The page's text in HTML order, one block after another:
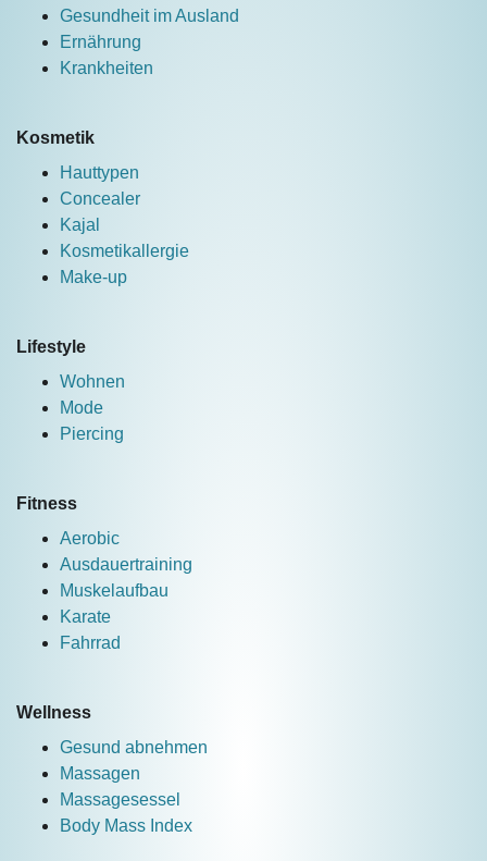
Gesundheit im Ausland
Ernährung
Krankheiten
Kosmetik
Hauttypen
Concealer
Kajal
Kosmetikallergie
Make-up
Lifestyle
Wohnen
Mode
Piercing
Fitness
Aerobic
Ausdauertraining
Muskelaufbau
Karate
Fahrrad
Wellness
Gesund abnehmen
Massagen
Massagesessel
Body Mass Index